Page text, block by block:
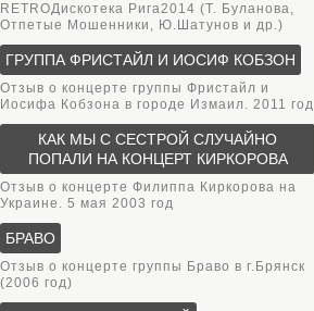
RETROДискотека Рига2014 (Т. Буланова,
Отпетые Мошенники, Ю.Шатунов и др.)
ГРУППА ФРИСТАЙЛ И ИОСИФ КОБЗОН
Отзыв о концерте группы Фристайл и
Иосифа Кобзона в городе Измаил. 2011 год
КАК МЫ С СЕСТРОЙ СЛУЧАЙНО
ПОПАЛИ НА КОНЦЕРТ КИРКОРОВА
Отзыв о концерте Филиппа Киркорова на
Украине. 5 мая 2003 год
БРАВО
Отзыв о концерте группы Браво в г.Брянск
(2006 год)